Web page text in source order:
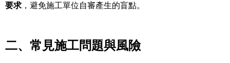
要求 ，避免施工單位自審產生的盲點。
二、常見施工問題與風險